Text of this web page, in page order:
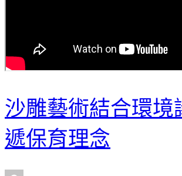
沙雕藝術結合環境
遞保育理念